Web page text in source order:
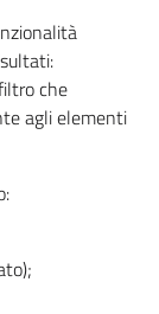
che
agli elementi